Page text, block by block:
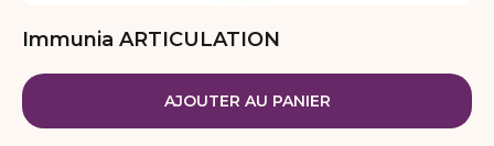
Immunia ARTICULATION
AJOUTER AU PANIER